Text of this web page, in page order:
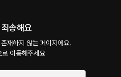
죄송해요
재하지 않는 페이지에요.
로 이동해주세요